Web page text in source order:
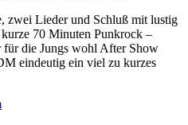
zwei Lieder und Schluß mit lustig
70 Minuten Punkrock –
für die Jungs wohl After Show
eindeutig ein viel zu kurzes